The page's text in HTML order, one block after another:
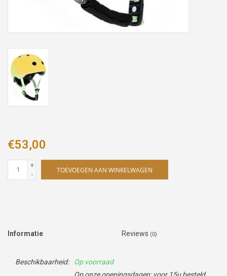
€53,00
+
-
TOEVOEGEN AAN WINKELWAGEN
Informatie Reviews (0)
Beschikbaarheid: Op voorraad
Op onze openingsdagen: voor 15u besteld,